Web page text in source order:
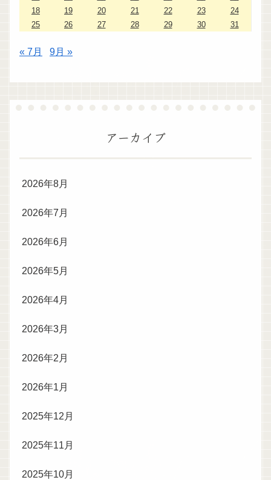
18
19 20 21 22 23
24
25
26 27 28 29 30 31
« 7月 9月 »
アーカイブ
2026年8月
2026年7月
2026年6月
2026年5月
2026年4月
2026年3月
2026年2月
2026年1月
2025年12月
2025年11月
2025年10月